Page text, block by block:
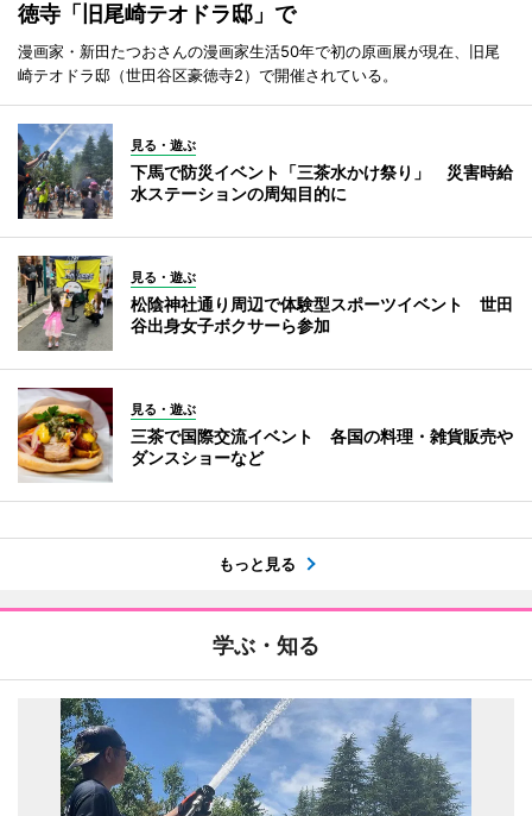
徳寺「旧尾崎テオドラ邸」で
漫画家・新田たつおさんの漫画家生活50年で初の原画展が現在、旧尾
崎テオドラ邸（世田谷区豪徳寺2）で開催されている。
見る・遊ぶ
下馬で防災イベント「三茶水かけ祭り」 災害時給
水ステーションの周知目的に
見る・遊ぶ
松陰神社通り周辺で体験型スポーツイベント 世田
谷出身女子ボクサーら参加
見る・遊ぶ
三茶で国際交流イベント 各国の料理・雑貨販売や
ダンスショーなど
もっと見る
学ぶ・知る